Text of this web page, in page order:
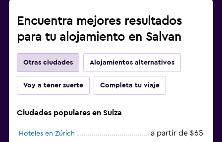
Encuentra mejores resultados
para tu alojamiento en Salvan
Otras ciudades Alojamientos alternativos
Voy a tener suerte Completa tu viaje
Ciudades populares en Suiza
Hoteles en Zúrich a partir de $65